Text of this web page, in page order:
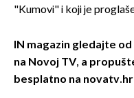
"Kumovi" i koji je
IN magazin gledajte
na Novoj TV, a
besplatno na novatv.hr